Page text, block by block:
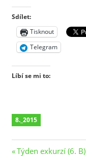
Sdílet:
Tisknout
Telegram
Líbí se mi to:
8._2015
Previous
Týden exkurzí (6. B)